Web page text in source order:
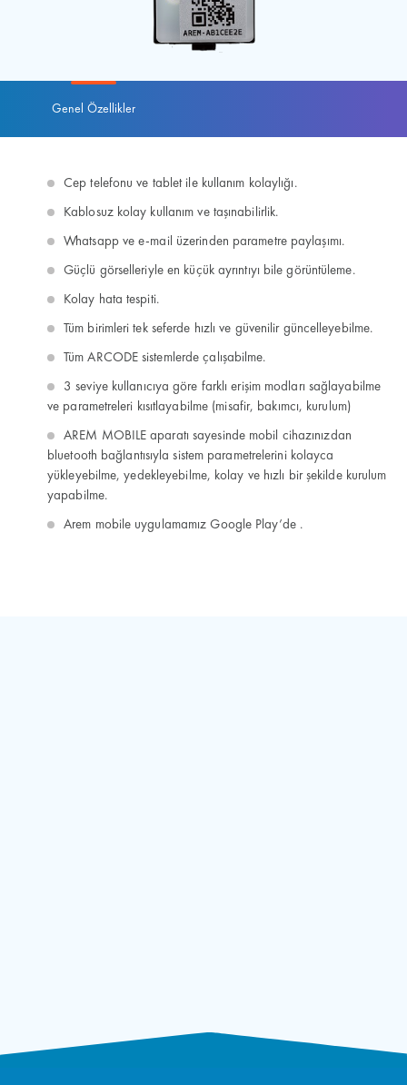
Genel Özellikler
Cep telefonu ve tablet ile kullanım kolaylığı.
Kablosuz kolay kullanım ve taşınabilirlik.
Whatsapp ve e-mail üzerinden parametre paylaşımı.
Güçlü görselleriyle en küçük ayrıntıyı bile görüntüleme.
Kolay hata tespiti.
Tüm birimleri tek seferde hızlı ve güvenilir güncelleyebilme.
Tüm ARCODE sistemlerde çalışabilme.
3 seviye kullanıcıya göre farklı erişim modları sağlayabilme
ve parametreleri kısıtlayabilme (misafir, bakımcı, kurulum)
AREM MOBILE aparatı sayesinde mobil cihazınızdan
bluetooth bağlantısıyla sistem parametrelerini kolayca
yükleyebilme, yedekleyebilme, kolay ve hızlı bir şekilde kurulum
yapabilme.
Arem mobile uygulamamız Google Play’de .